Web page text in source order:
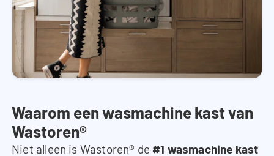
Waarom een wasmachine kast van
Wastoren®
Niet alleen is Wastoren® de #1 wasmachine kast